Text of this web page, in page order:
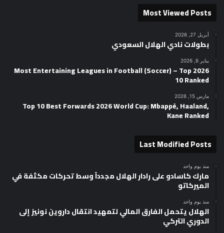
Most Viewed Posts
أبريل 27, 2026
بطولات نادي الهلال السعودي
يناير 6, 2026
2026 Most Entertaining Leagues in Football (Soccer) – Top
10 Ranked
مارس 15, 2026
Top 10 Best Forwards 2026 World Cup: Mbappé, Haaland,
Kane Ranked
Last Modified Posts
منذ يوم واحد
مارك كاسادو على رادار الهلال مجدداً وسط تحركات مكثفة في
الميركاتو
منذ يوم واحد
الهلال يتحمل الفارق المالي لتمهيد انتقال داروين نونيز إلى
الدوري التركي